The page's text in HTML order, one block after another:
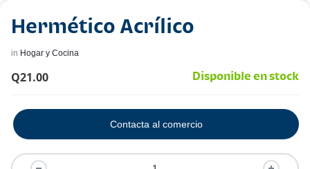
Hermético Acrílico
in Hogar y Cocina
Q21.00 Disponible en stock
Contacta al comercio